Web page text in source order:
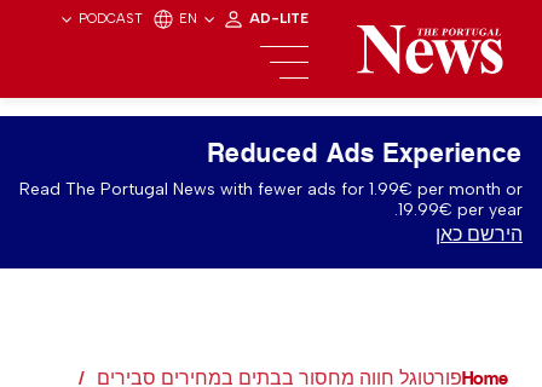
PODCAST EN AD-LITE
Reduced Ads Experience
Read The Portugal News with fewer ads for 1.99€ per month or
19.99€ per year.
הירשם כאן
Homeפורטוגל חווה מחסור בבתים במחירים סבירים